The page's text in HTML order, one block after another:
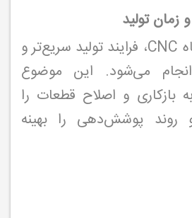
با استفاده از دستگاه CNC، فرایند تولید سریع‌تر و
می‌شود. این موضوع
بازکاری و اصلاح قطعات را
پوشش‌دهی را بهینه